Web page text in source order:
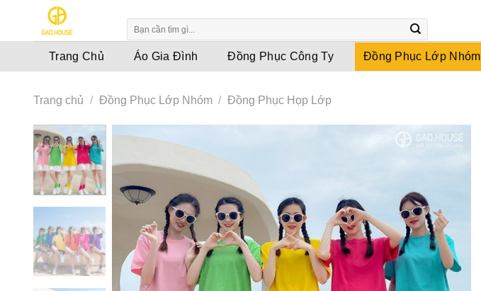
content
Trang Chủ Áo Gia Đình Đồng Phục Công Ty Đồng Phục Lớp Nhóm
Trang chủ / Đồng Phục Lớp Nhóm / Đồng Phục Họp Lớp